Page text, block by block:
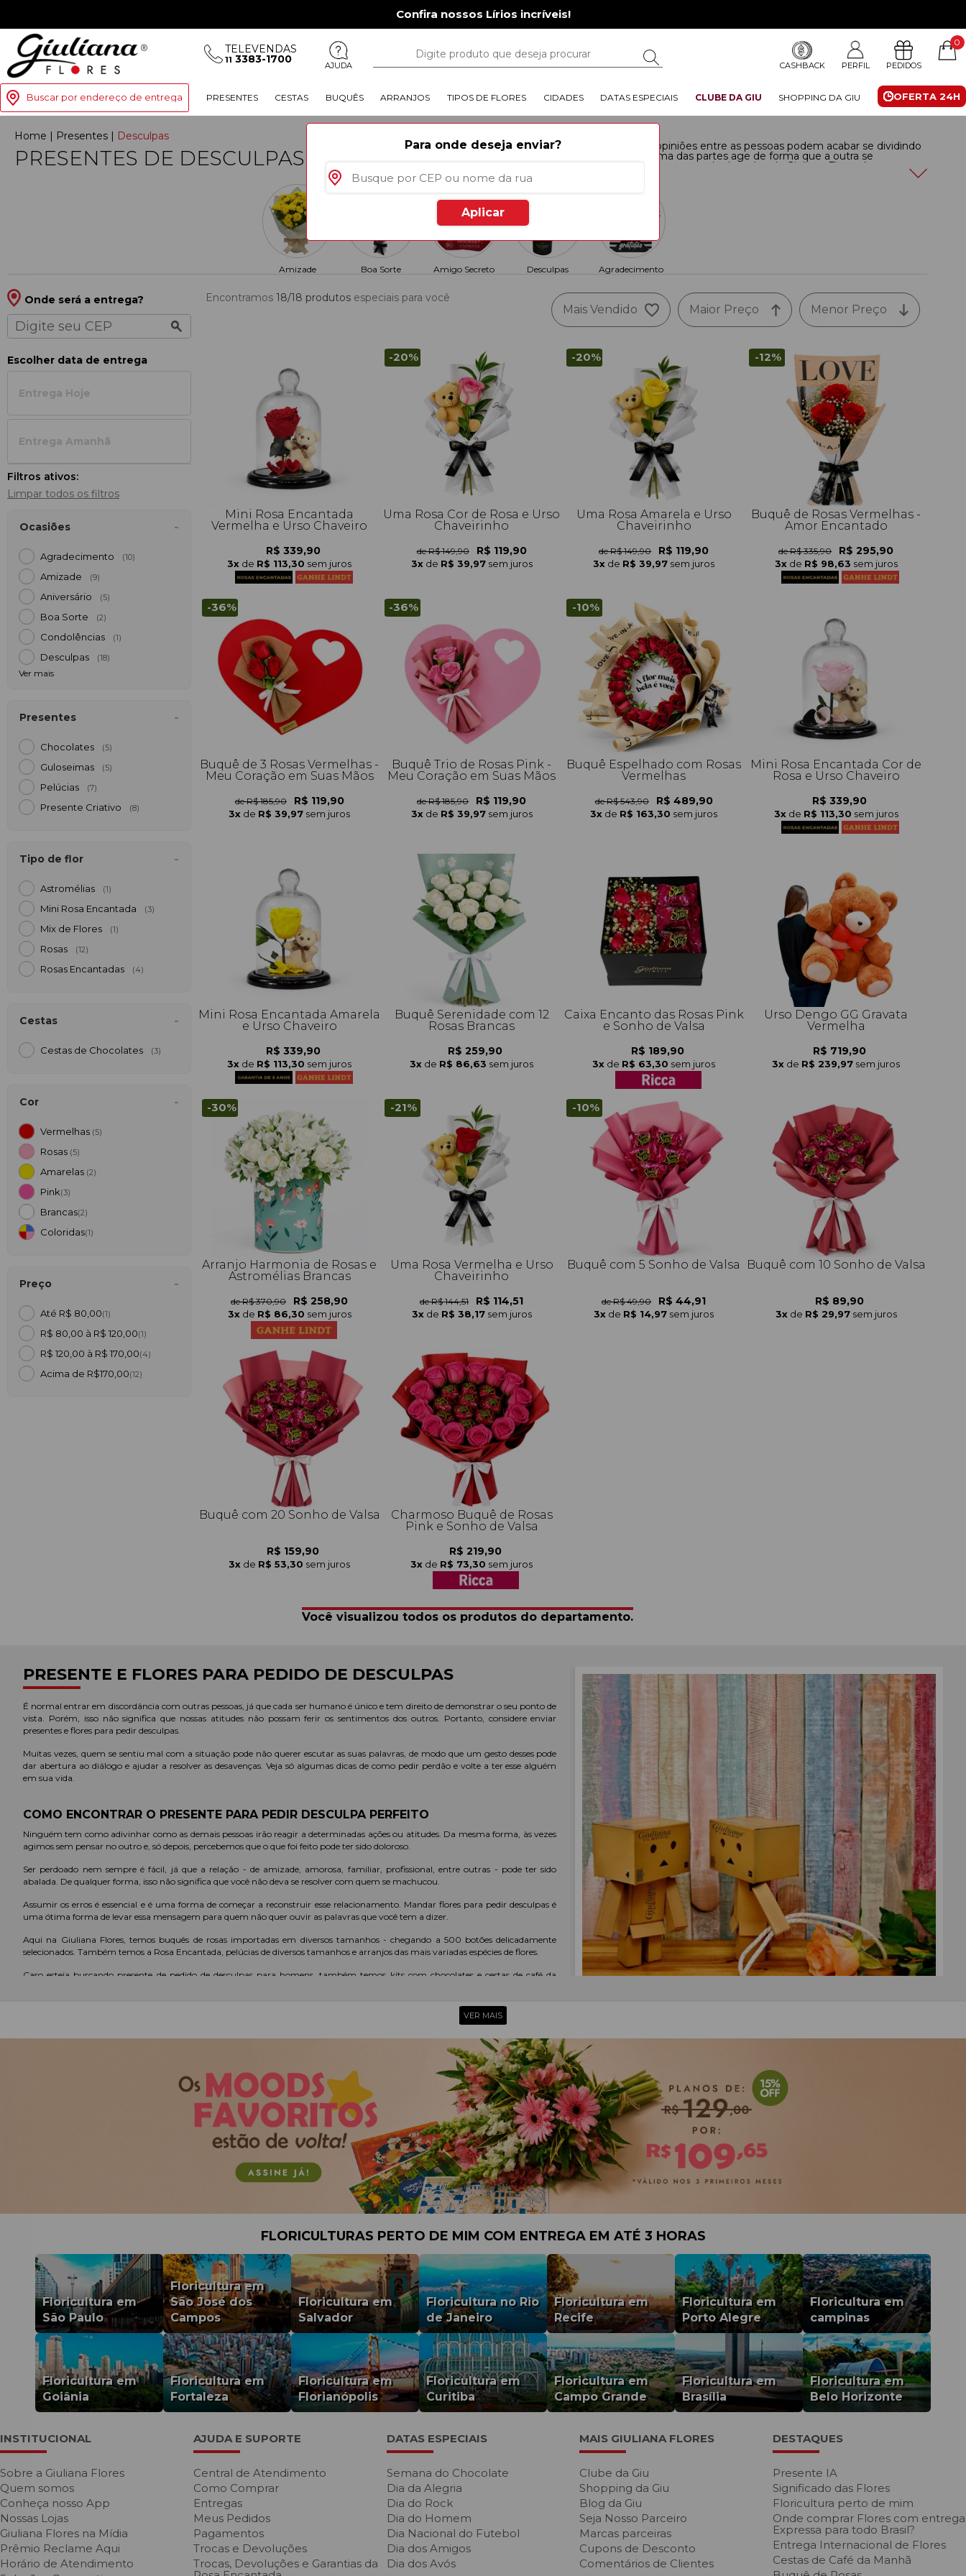
Confira nossos Lírios incríveis!
TELEVENDAS
11 3383-1700 AJUDA CASHBACK PERFIL PEDIDOS
0
Buscar por endereço de entrega OFERTA 24H
PRESENTES CESTAS BUQUÊS ARRANJOS TIPOS DE FLORES CIDADES DATAS ESPECIAIS CLUBE DA GIU SHOPPING DA GIU
Para onde deseja enviar?
Aplicar
Home | Presentes | Desculpas
PRESENTES DE DESCULPAS Há momentos na vida em que as opiniões entre as pessoas podem acabar se dividindo
e a situação se complica quando uma das partes age de forma que a outra se
machuque. Portanto, oferecer um presente de desculpa da Giuliana Flores é uma
maneira de realizar um tratado de paz e deixar essas atitudes no passado. Afinal, apesar
de erros serem normais e parte da natureza do ser humano, é preciso reconhecer que o
relação mais agradável.
Amizade Boa Sorte Amigo Secreto Desculpas Agradecimento
Onde será a entrega?
Escolher data de entrega
Entrega Hoje
Entrega Amanh
Filtros ativos:
Limpar todos os filtros
Ocasiões
Agradecimento (10)
Amizade (9)
Aniversário (5)
Boa Sorte (2)
Condolências (1)
Desculpas (18)
Ver mais
Presentes
Chocolates (5)
Guloseimas (5)
Pelúcias (7)
Presente Criativo (8)
Tipo de flor
Astromélias (1)
Mini Rosa Encantada (3)
Mix de Flores (1)
Rosas (12)
Rosas Encantadas (4)
Cestas
Cestas de Chocolates (3)
Cor
Vermelhas (5)
Rosas (5)
Amarelas (2)
Pink(3)
Brancas(2)
Coloridas(1)
Preço
Até R$ 80,00(1)
R$ 80,00 à R$ 120,00(1)
R$ 120,00 à R$ 170,00(4)
Acima de R$170,00(12)
Menor Preço
Maior Preço
Mais Vendido
Encontramos 18/18 produtos especiais para você
Mini Rosa Encantada
Vermelha e Urso Chaveiro
R$ 339,90
3x de R$ 113,30 sem juros
-20%
Uma Rosa Cor de Rosa e Urso
Chaveirinho
de R$ 149,90 R$ 119,90
3x de R$ 39,97 sem juros
-20%
Uma Rosa Amarela e Urso
Chaveirinho
de R$ 149,90 R$ 119,90
3x de R$ 39,97 sem juros
-12%
Buquê de Rosas Vermelhas -
Amor Encantado
de R$ 335,90 R$ 295,90
3x de R$ 98,63 sem juros
-36%
Buquê de 3 Rosas Vermelhas -
Meu Coração em Suas Mãos
de R$ 185,90 R$ 119,90
3x de R$ 39,97 sem juros
-36%
Buquê Trio de Rosas Pink -
Meu Coração em Suas Mãos
de R$ 185,90 R$ 119,90
3x de R$ 39,97 sem juros
-10%
Buquê Espelhado com Rosas
Vermelhas
de R$ 543,90 R$ 489,90
3x de R$ 163,30 sem juros
Mini Rosa Encantada Cor de
Rosa e Urso Chaveiro
R$ 339,90
3x de R$ 113,30 sem juros
Mini Rosa Encantada Amarela
e Urso Chaveiro
R$ 339,90
3x de R$ 113,30 sem juros
Buquê Serenidade com 12
Rosas Brancas
R$ 259,90
3x de R$ 86,63 sem juros
Caixa Encanto das Rosas Pink
e Sonho de Valsa
R$ 189,90
3x de R$ 63,30 sem juros
Urso Dengo GG Gravata
Vermelha
R$ 719,90
3x de R$ 239,97 sem juros
-30%
Arranjo Harmonia de Rosas e
Astromélias Brancas
de R$ 370,90 R$ 258,90
3x de R$ 86,30 sem juros
-21%
Uma Rosa Vermelha e Urso
Chaveirinho
de R$ 144,51 R$ 114,51
3x de R$ 38,17 sem juros
-10%
Buquê com 5 Sonho de Valsa
de R$ 49,90 R$ 44,91
3x de R$ 14,97 sem juros
Buquê com 10 Sonho de Valsa
R$ 89,90
3x de R$ 29,97 sem juros
Buquê com 20 Sonho de Valsa
R$ 159,90
3x de R$ 53,30 sem juros
Charmoso Buquê de Rosas
Pink e Sonho de Valsa
R$ 219,90
3x de R$ 73,30 sem juros
Você visualizou todos os produtos do departamento.
PRESENTE E FLORES PARA PEDIDO DE DESCULPAS
É normal entrar em discordância com outras pessoas, já que cada ser humano é único e tem direito de demonstrar o seu ponto de
vista. Porém, isso não significa que nossas atitudes não possam ferir os sentimentos dos outros. Portanto, considere enviar
presentes e flores para pedir desculpas.
Muitas vezes, quem se sentiu mal com a situação pode não querer escutar as suas palavras, de modo que um gesto desses pode
dar abertura ao diálogo e ajudar a resolver as desavenças. Veja só algumas dicas de como pedir perdão e volte a ter esse alguém
em sua vida.
COMO ENCONTRAR O PRESENTE PARA PEDIR DESCULPA PERFEITO
Ninguém tem como adivinhar como as demais pessoas irão reagir a determinadas ações ou atitudes. Da mesma forma, às vezes
agimos sem pensar no outro e, só depois, percebemos que o que foi feito pode ter sido doloroso.
Ser perdoado nem sempre é fácil, já que a relação - de amizade, amorosa, familiar, profissional, entre outras - pode ter sido
abalada. De qualquer forma, isso não significa que você não deva se resolver com quem se machucou.
Assumir os erros é essencial e é uma forma de começar a reconstruir esse relacionamento. Mandar flores para pedir desculpas é
uma ótima forma de levar essa mensagem para quem não quer ouvir as palavras que você tem a dizer.
Aqui na Giuliana Flores, temos buquês de rosas importadas em diversos tamanhos - chegando a 500 botões delicadamente
selecionados. Também temos a Rosa Encantada, pelúcias de diversos tamanhos e arranjos das mais variadas espécies de flores.
Caso esteja buscando presente de pedido de desculpas para homens, também temos kits com chocolates e cestas de café da
Garantir que esse item chegará em mãos da pessoa na hora mais adequada é bem simples! Quando estiver fechando o carrinho
de compras, adicione o endereço para onde deseja enviar a entrega e, se preferir, defina uma data e um horário.
Isso é ótimo! Pois você pode programar o presente para um momento em que sabe que esse alguém poderá recebê-lo.
Inclusive, se quiser, também é possível adicionar uma mensagem personalizada. Aproveite o presente para pedir desculpa para
ORQUÍDEAS GIRASSOL
MARGARIDA VASOS DE FLORES OUTROS ITENS PARA O PRESENTE
VER MAIS
FLORICULTURAS PERTO DE MIM COM ENTREGA EM ATÉ 3 HORAS
Floricultura em
São Paulo
Floricultura em
São José dos
Campos
Floricultura em
Salvador
Floricultura no Rio
de Janeiro
Floricultura em
Recife
Floricultura em
Porto Alegre
Floricultura em
campinas
Floricultura em
Goiânia
Floricultura em
Fortaleza
Floricultura em
Florianópolis
Floricultura em
Curitiba
Floricultura em
Campo Grande
Floricultura em
Brasília
Floricultura em
Belo Horizonte
INSTITUCIONAL
Sobre a Giuliana Flores
Quem somos
Conheça nosso App
Nossas Lojas
Giuliana Flores na Mídia
Prêmio Reclame Aqui
Horário de Atendimento
AJUDA E SUPORTE
Central de Atendimento
Como Comprar
Entregas
Meus Pedidos
Pagamentos
Trocas e Devoluções
Trocas, Devoluções e Garantias da
DATAS ESPECIAIS
Semana do Chocolate
Dia da Alegria
Dia do Rock
Dia do Homem
Dia Nacional do Futebol
Dia dos Amigos
Dia dos Avós
MAIS GIULIANA FLORES
Clube da Giu
Shopping da Giu
Blog da Giu
Seja Nosso Parceiro
Marcas parceiras
Cupons de Desconto
Comentários de Clientes
DESTAQUES
Presente IA
Significado das Flores
Floricultura perto de mim
Onde comprar Flores com entrega
Expressa para todo Brasil?
Entrega Internacional de Flores
Cestas de Café da Manh